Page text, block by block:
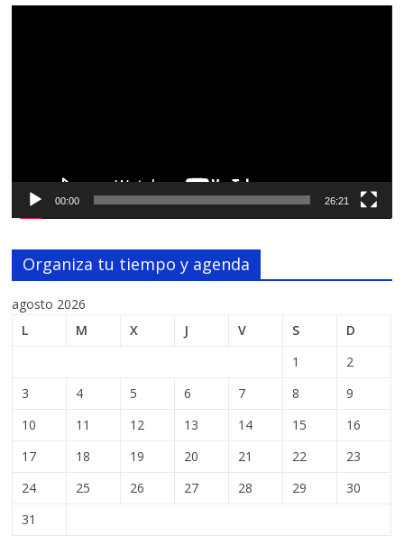
00:00 26:21
Organiza tu tiempo y agenda
agosto 2026
L
M X J V S
D
1
2
3
4 5 6 7 8
9
10
11 12 13 14 15
16
17
18 19 20 21 22
23
24
25 26 27 28 29
30
31